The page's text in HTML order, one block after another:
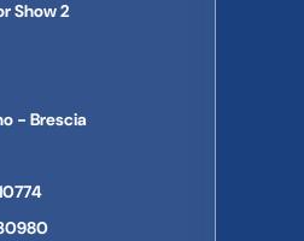
differire in qualche particolare
Show 2
- Brescia